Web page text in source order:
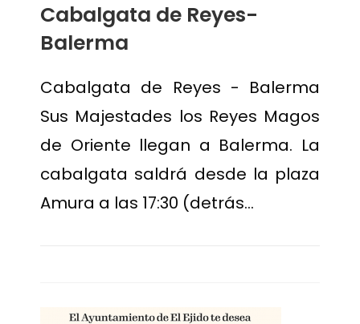
Cabalgata de Reyes-
Balerma
Cabalgata de Reyes - Balerma
Sus Majestades los Reyes Magos
de Oriente llegan a Balerma. La
cabalgata saldrá desde la plaza
Amura a las 17:30 (detrás…